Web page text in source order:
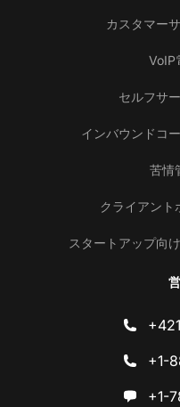
カスタマー
VoIP
セルフサ
インバウンドコ
苦情
クライアント
スタートアップ向
+1-
+1-